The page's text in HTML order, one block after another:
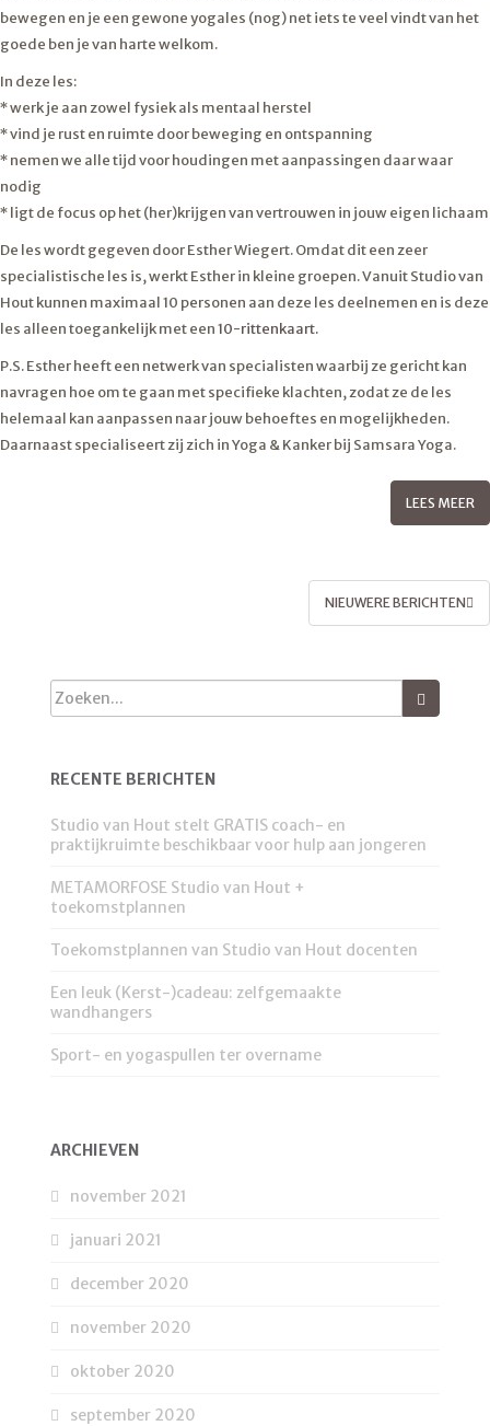
bewegen en je een gewone yogales (nog) net iets te veel vindt van het
goede ben je van harte welkom.
In deze les:
* werk je aan zowel fysiek als mentaal herstel
* vind je rust en ruimte door beweging en ontspanning
* nemen we alle tijd voor houdingen met aanpassingen daar waar
nodig
* ligt de focus op het (her)krijgen van vertrouwen in jouw eigen lichaam
De les wordt gegeven door Esther Wiegert. Omdat dit een zeer
specialistische les is, werkt Esther in kleine groepen. Vanuit Studio van
Hout kunnen maximaal 10 personen aan deze les deelnemen en is deze
les alleen toegankelijk met een10-rittenkaart.
P.S. Esther heeft een netwerk van specialisten waarbij ze gericht kan
navragen hoe om te gaan met specifieke klachten, zodat ze de les
helemaal kan aanpassen naar jouw behoeftes en mogelijkheden.
Daarnaast specialiseert zij zich in Yoga & Kanker bij Samsara Yoga.
LEES MEER
NIEUWERE BERICHTEN
RECENTE BERICHTEN
Studio van Hout stelt GRATIS coach- en
praktijkruimte beschikbaar voor hulp aan jongeren
METAMORFOSE Studio van Hout +
toekomstplannen
Toekomstplannen van Studio van Hout docenten
Een leuk (Kerst-)cadeau: zelfgemaakte
wandhangers
Sport- en yogaspullen ter overname
ARCHIEVEN
november 2021
januari 2021
december 2020
november 2020
oktober 2020
september 2020